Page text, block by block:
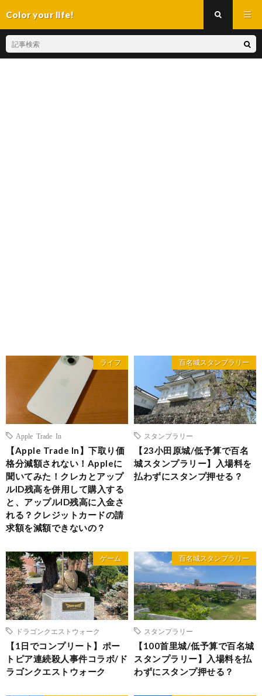
Color your life!
ライフ
Apple Trade In
【Apple Trade In】下取り価
格分減額されない！Appleに
聞いてみた！クレカとアップ
ルID残高を併用して購入する
と、アップルID残高に入金さ
れる？クレジットカードの請
求額を減額できないの？
百名城スタンプラリー
スタンプラリー
【23小田原城/低予算で百名
城スタンプラリー】入場料を
払わずにスタンプ押せる？
ゲーム
ドラゴンクエストウォーク
【1日でコンプリート】ポー
トピア連続殺人事件コラボ/ド
ラゴンクエストウォーク
百名城スタンプラリー
スタンプラリー
【100首里城/低予算で百名城
スタンプラリー】入場料を払
わずにスタンプ押せる？